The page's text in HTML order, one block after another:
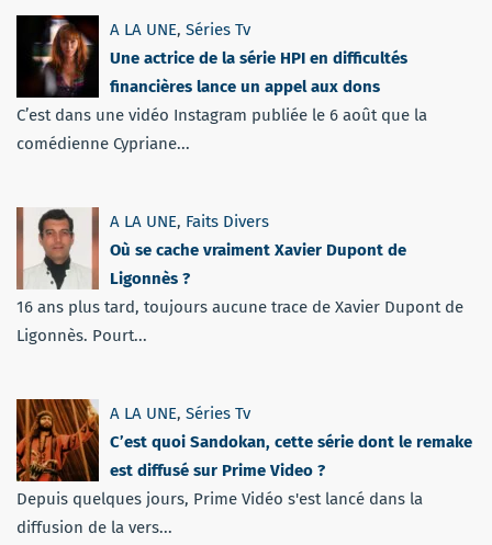
A LA UNE, Séries Tv
Une actrice de la série HPI en difficultés
financières lance un appel aux dons
C’est dans une vidéo Instagram publiée le 6 août que la
comédienne Cypriane...
A LA UNE, Faits Divers
Où se cache vraiment Xavier Dupont de
Ligonnès ?
16 ans plus tard, toujours aucune trace de Xavier Dupont de
Ligonnès. Pourt...
A LA UNE, Séries Tv
C’est quoi Sandokan, cette série dont le remake
est diffusé sur Prime Video ?
Depuis quelques jours, Prime Vidéo s'est lancé dans la
diffusion de la vers...